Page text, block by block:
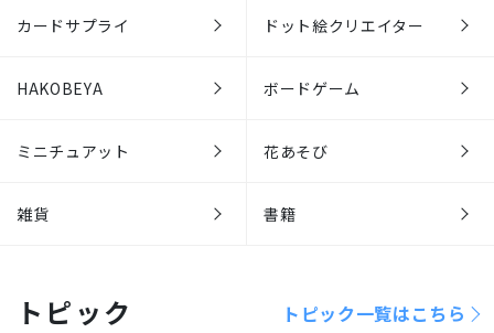
カードサプライ ドット絵クリエイター
HAKOBEYA ボードゲーム
ミニチュアット 花あそび
雑貨 書籍
トピック トピック一覧はこちら